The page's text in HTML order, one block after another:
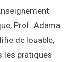
Prof. Adama
de louable,
les pratiques